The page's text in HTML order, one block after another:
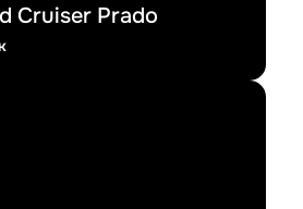
Cruiser Prado